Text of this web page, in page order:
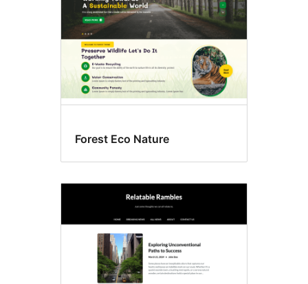
Forest Eco Nature